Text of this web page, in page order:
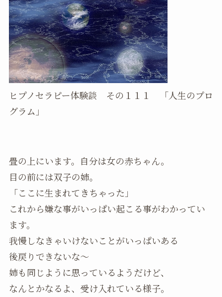
ヒプノセラピー体験談 その１１１ 「人生のプロ
グラム」
畳の上にいます。自分は女の赤ちゃん。
目の前には双子の姉。
「ここに生まれてきちゃった」
これから嫌な事がいっぱい起こる事がわかってい
ます。
我慢しなきゃいけないことがいっぱいある
後戻りできないな～
姉も同じように思っているようだけど、
なんとかなるよ、受け入れている様子。